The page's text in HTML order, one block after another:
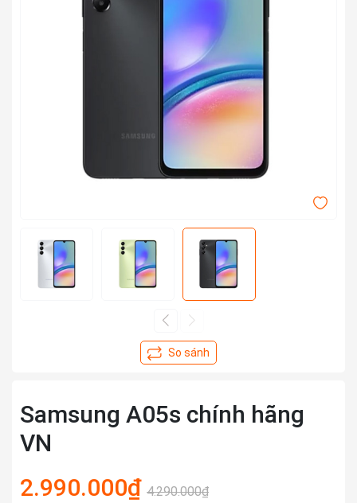
Samsung A05s chính hãng
VN
2.990.000₫ 4.290.000₫